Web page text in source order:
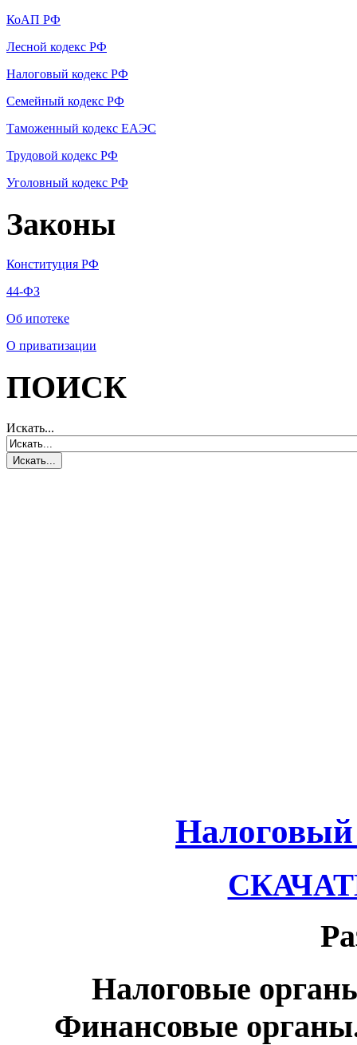
КоАП РФ
Лесной кодекс РФ
Налоговый кодекс РФ
Семейный кодекс РФ
Таможенный кодекс ЕАЭС
Трудовой кодекс РФ
Уголовный кодекс РФ
Законы
Конституция РФ
44-ФЗ
Об ипотеке
О приватизации
ПОИСК
Искать...
Налоговые
Финансовые